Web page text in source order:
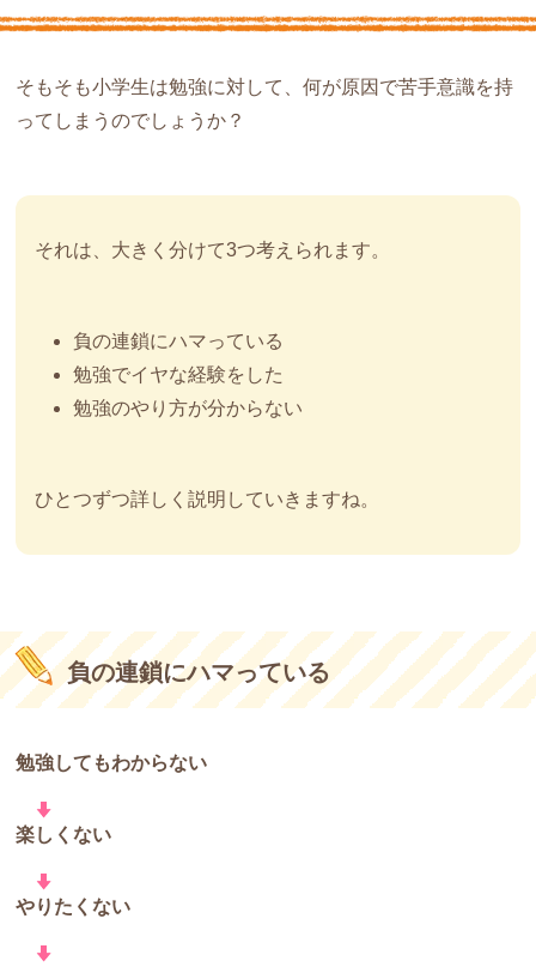
そもそも小学生は勉強に対して、何が原因で苦手意識を持
ってしまうのでしょうか？
それは、大きく分けて3つ考えられます。
負の連鎖にハマっている
勉強でイヤな経験をした
勉強のやり方が分からない
ひとつずつ詳しく説明していきますね。
負の連鎖にハマっている
勉強してもわからない
楽しくない
やりたくない